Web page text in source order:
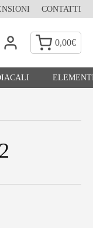
CONTATTI
0,00€